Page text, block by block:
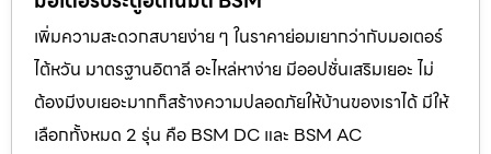
เพิ่มความสะดวกสบายง่าย ๆ ในราคาย่อมเยากว่ากับมอเตอร์
ไต้หวัน มาตรฐานอิตาลี อะไหล่หาง่าย มีออปชั่นเสริมเยอะ ไม่
ต้องมีงบเยอะมากก็สร้างความปลอดภัยให้บ้านของเราได้ มีให้
เลือกทั้งหมด 2 รุ่น คือ BSM DC และ BSM AC